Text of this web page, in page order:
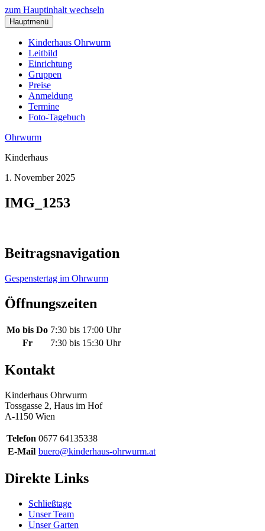
zum Hauptinhalt wechseln
Hauptmenü
Kinderhaus Ohrwurm
Leitbild
Einrichtung
Gruppen
Preise
Anmeldung
Termine
Foto-Tagebuch
Ohrwurm
Kinderhaus
1. November 2025
IMG_1253
Beitragsnavigation
Gespenstertag im Ohrwurm
Öffnungszeiten
Mo bis Do 7:30 bis 17:00 Uhr
Fr
7:30 bis 15:30 Uhr
Kontakt
Kinderhaus Ohrwurm
Tossgasse 2, Haus im Hof
A-1150 Wien
Telefon 0677 64135338
E-Mail buero@kinderhaus-ohrwurm.at
Direkte Links
Schließtage
Unser Team
Unser Garten